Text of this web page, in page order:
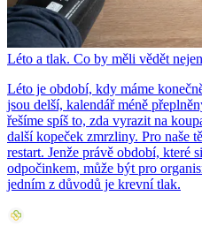
Léto a tlak. Co by měli vědět
Léto je období, kdy máme
jsou delší, kalendář méně
řešíme spíš to, zda vyrazit na
další kopeček zmrzliny. Pro naše
restart. Jenže právě období, které
odpočinkem, může být pro
jedním z důvodů je krevní tlak.